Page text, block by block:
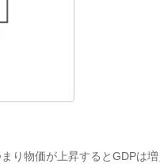
物価が上昇するとGDPは増